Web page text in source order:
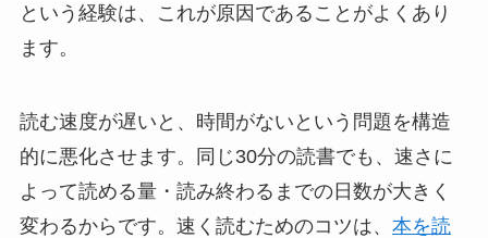
という経験は、これが原因であることがよくあり
ます。
読む速度が遅いと、時間がないという問題を構造
的に悪化させます。同じ30分の読書でも、速さに
よって読める量・読み終わるまでの日数が大きく
変わるからです。速く読むためのコツは、 本を読